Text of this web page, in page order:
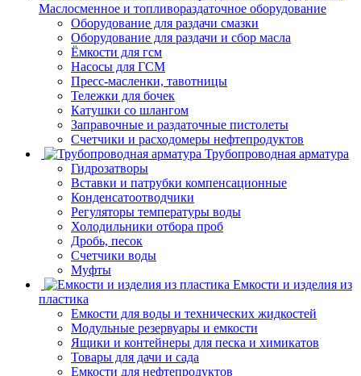
Маслосменное и топливораздаточное оборудование
Оборудование для раздачи смазки
Оборудование для раздачи и сбор масла
Ёмкости для гсм
Насосы для ГСМ
Пресс-масленки, тавотницы
Тележки для бочек
Катушки со шлангом
Заправочные и раздаточные пистолеты
Счетчики и расходомеры нефтепродуктов
Трубопроводная арматура
Гидрозатворы
Вставки и патрубки компенсационные
Конденсатоотводчики
Регуляторы температуры воды
Холодильники отбора проб
Дробь, песок
Счетчики воды
Муфты
Емкости и изделия из
пластика
Емкости для воды и технических жидкостей
Модульные резервуары и емкости
Ящики и контейнеры для песка и химикатов
Товары для дачи и сада
Емкости для нефтепродуктов